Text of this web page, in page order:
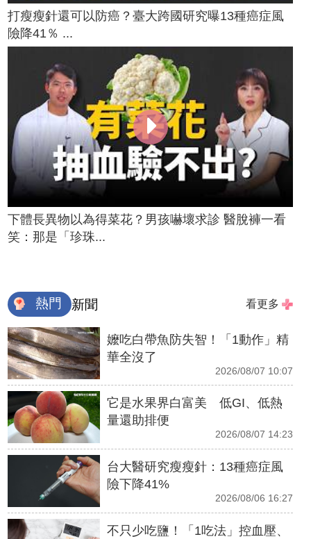
打瘦瘦針還可以防癌？臺大跨國研究曝13種癌症風
險降41％ ...
下體長異物以為得菜花？男孩嚇壞求診 醫脫褲一看
笑：那是「珍珠...
熱門 新聞 看更多
嬤吃白帶魚防失智！「1動作」精
華全沒了
2026/08/07 10:07
它是水果界白富美 低GI、低熱
量還助排便
2026/08/07 14:23
台大醫研究瘦瘦針：13種癌症風
險下降41%
2026/08/06 16:27
不只少吃鹽！「1吃法」控血壓、